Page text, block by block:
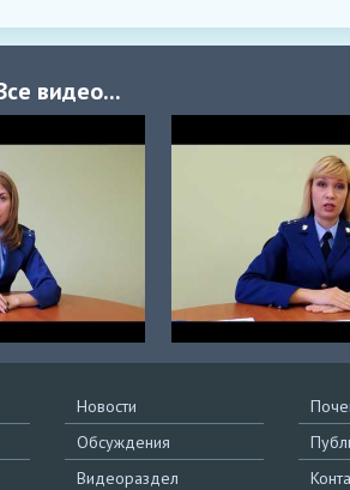
видео...
Новости
Обсуждения
Видеораздел